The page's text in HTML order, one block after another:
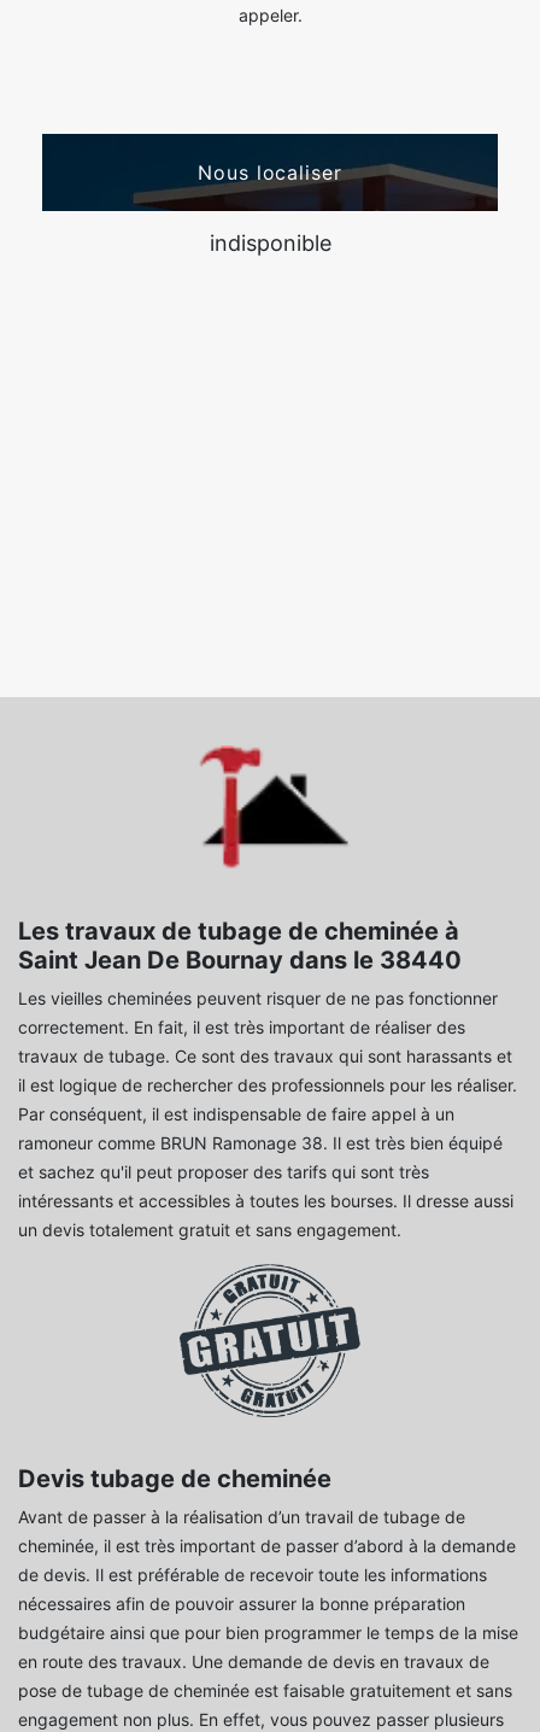
appeler.
Nous localiser
indisponible
Les travaux de tubage de cheminée à
Saint Jean De Bournay dans le 38440
Les vieilles cheminées peuvent risquer de ne pas fonctionner
correctement. En fait, il est très important de réaliser des
travaux de tubage. Ce sont des travaux qui sont harassants et
il est logique de rechercher des professionnels pour les réaliser.
Par conséquent, il est indispensable de faire appel à un
ramoneur comme BRUN Ramonage 38. Il est très bien équipé
et sachez qu'il peut proposer des tarifs qui sont très
intéressants et accessibles à toutes les bourses. Il dresse aussi
un devis totalement gratuit et sans engagement.
Devis tubage de cheminée
Avant de passer à la réalisation d’un travail de tubage de
cheminée, il est très important de passer d’abord à la demande
de devis. Il est préférable de recevoir toute les informations
nécessaires afin de pouvoir assurer la bonne préparation
budgétaire ainsi que pour bien programmer le temps de la mise
en route des travaux. Une demande de devis en travaux de
pose de tubage de cheminée est faisable gratuitement et sans
engagement non plus. En effet, vous pouvez passer plusieurs